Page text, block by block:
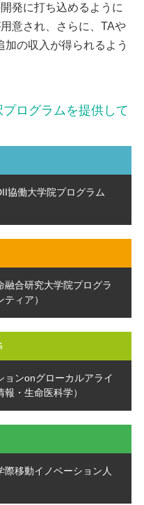
発に打ち込めるように
意され、さらに、TAや
の収入が得られるよう
ログラムを提供して
協働大学院プログラム
融合研究大学院プログラ
ィア）
ンonグローカルアライ
・生命医科学）
移動イノベーション人